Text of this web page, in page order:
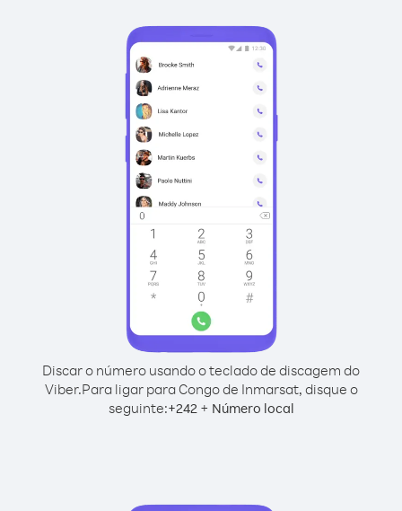
Discar o número usando o teclado de discagem do
Viber.Para ligar para Congo de Inmarsat, disque o
seguinte:+242+ Número local